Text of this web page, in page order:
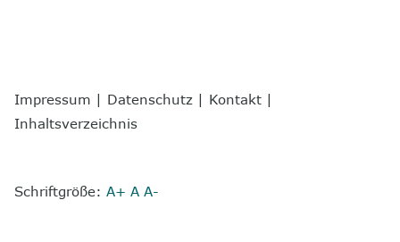
Impressum | Datenschutz | Kontakt |
Inhaltsverzeichnis
Schriftgröße: A+ A A-